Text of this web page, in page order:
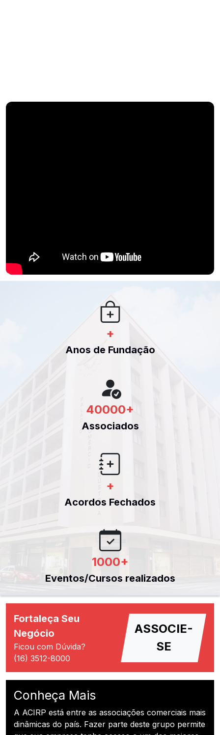
+
Anos de Fundação
40000+
Associados
+
Acordos Fechados
1000+
Eventos/Cursos realizados
Fortaleça Seu
Negócio
Ficou com Dúvida?
(16) 3512-8000
ASSOCIE-
SE
Conheça Mais
A ACIRP está entre as associações comerciais mais
dinâmicas do país. Fazer parte deste grupo permite